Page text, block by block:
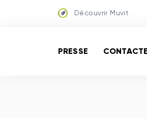
Découvrir Muvit
PRESSE